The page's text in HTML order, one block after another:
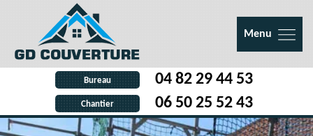
Menu
Bureau 04 82 29 44 53
Chantier 06 50 25 52 43